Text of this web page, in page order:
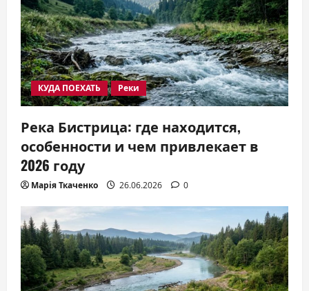
КУДА ПОЕХАТЬ Реки
Река Бистрица: где находится,
особенности и чем привлекает в
2026 году
Марія Ткаченко 26.06.2026 0